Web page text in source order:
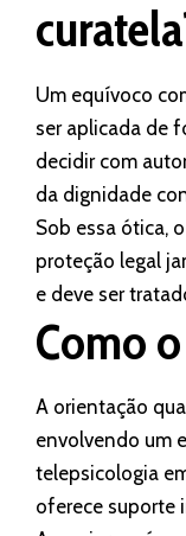
Um equívoco
ser aplicada de
decidir com
da dignidade
Sob essa ótica,
proteção legal
e deve ser
Como
A orientação
envolvendo um
telepsicologia
oferece suporte